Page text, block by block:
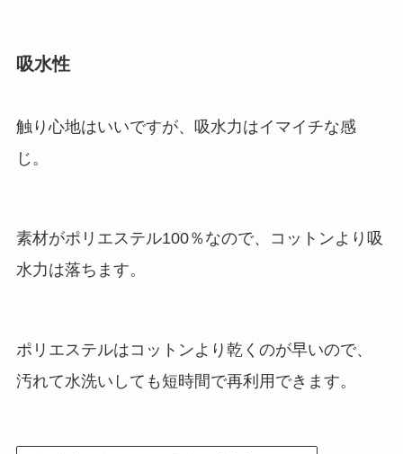
吸水性
触り心地はいいですが、吸水力はイマイチな感
じ。
素材がポリエステル100％なので、コットンより吸
水力は落ちます。
ポリエステルはコットンより乾くのが早いので、
汚れて水洗いしても短時間で再利用できます。